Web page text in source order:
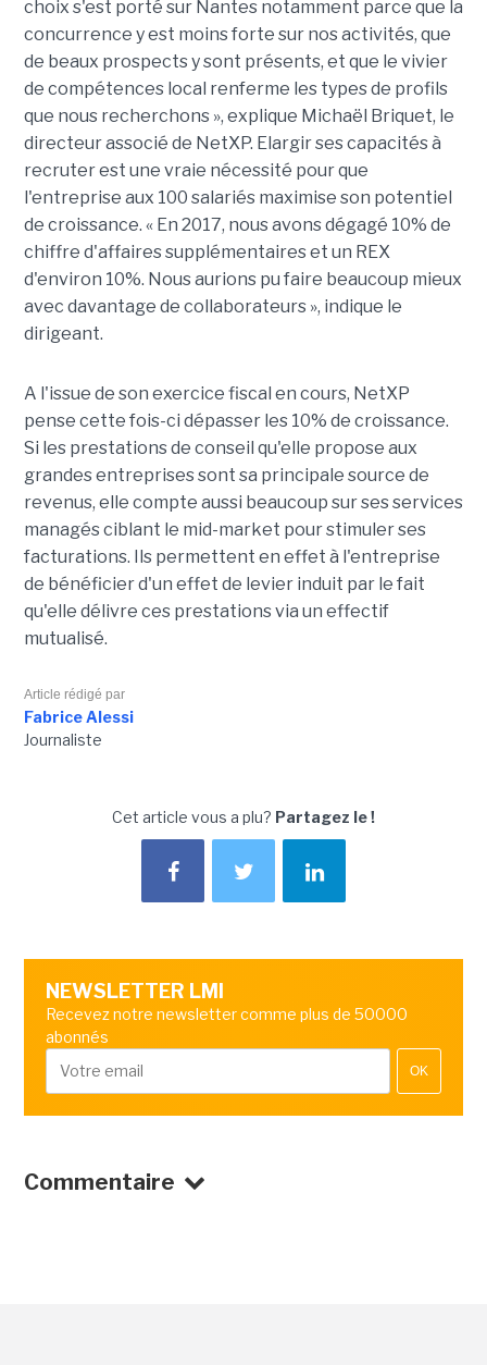
choix s'est porté sur Nantes notamment parce que la
concurrence y est moins forte sur nos activités, que
de beaux prospects y sont présents, et que le vivier
de compétences local renferme les types de profils
que nous recherchons », explique Michaël Briquet, le
directeur associé de NetXP. Elargir ses capacités à
recruter est une vraie nécessité pour que
l'entreprise aux 100 salariés maximise son potentiel
de croissance. « En 2017, nous avons dégagé 10% de
chiffre d'affaires supplémentaires et un REX
d'environ 10%. Nous aurions pu faire beaucoup mieux
avec davantage de collaborateurs », indique le
dirigeant.
A l'issue de son exercice fiscal en cours, NetXP
pense cette fois-ci dépasser les 10% de croissance.
Si les prestations de conseil qu'elle propose aux
grandes entreprises sont sa principale source de
revenus, elle compte aussi beaucoup sur ses services
managés ciblant le mid-market pour stimuler ses
facturations. Ils permettent en effet à l'entreprise
de bénéficier d'un effet de levier induit par le fait
qu'elle délivre ces prestations via un effectif
mutualisé.
Article rédigé par
Fabrice Alessi
Journaliste
Cet article vous a plu? Partagez le !
NEWSLETTER LMI
Recevez notre newsletter comme plus de 50000
abonnés
OK
Commentaire